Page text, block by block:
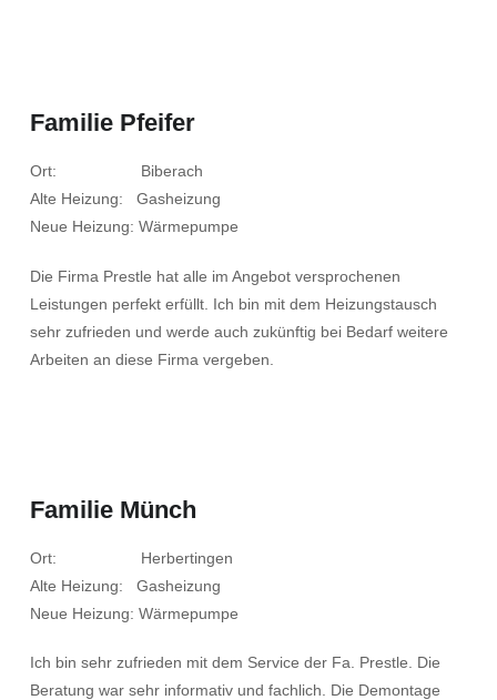
Familie Pfeifer
Ort: Biberach
Alte Heizung: Gasheizung
Neue Heizung: Wärmepumpe
Die Firma Prestle hat alle im Angebot versprochenen
Leistungen perfekt erfüllt. Ich bin mit dem Heizungstausch
sehr zufrieden und werde auch zukünftig bei Bedarf weitere
Arbeiten an diese Firma vergeben.
Familie Münch
Ort: Herbertingen
Alte Heizung: Gasheizung
Neue Heizung: Wärmepumpe
Ich bin sehr zufrieden mit dem Service der Fa. Prestle. Die
Beratung war sehr informativ und fachlich. Die Demontage